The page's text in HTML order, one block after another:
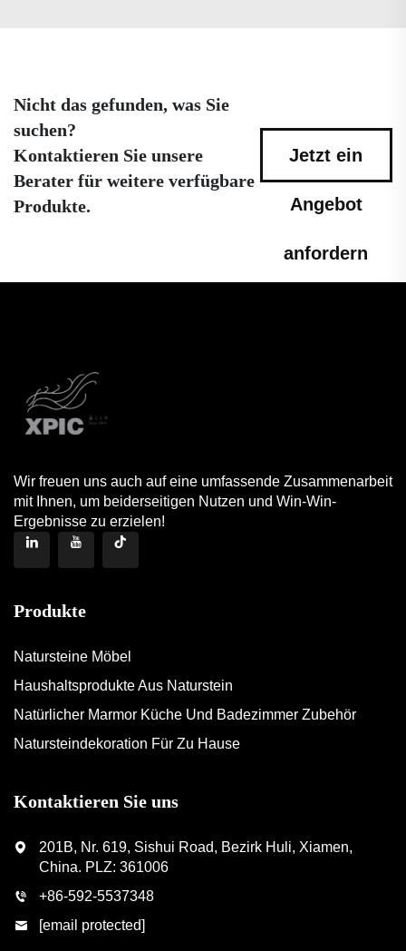
Nicht das gefunden, was Sie
suchen?
Kontaktieren Sie unsere
Berater für weitere verfügbare
Produkte.
Jetzt ein
Angebot
anfordern
Wir freuen uns auch auf eine umfassende Zusammenarbeit
mit Ihnen, um beiderseitigen Nutzen und Win-Win-
Ergebnisse zu erzielen!
Produkte
Natursteine Möbel
Haushaltsprodukte Aus Naturstein
Natürlicher Marmor Küche Und Badezimmer Zubehör
Natursteindekoration Für Zu Hause
Kontaktieren Sie uns
201B, Nr. 619, Sishui Road, Bezirk Huli, Xiamen,
China. PLZ: 361006
+86-592-5537348
[email protected]